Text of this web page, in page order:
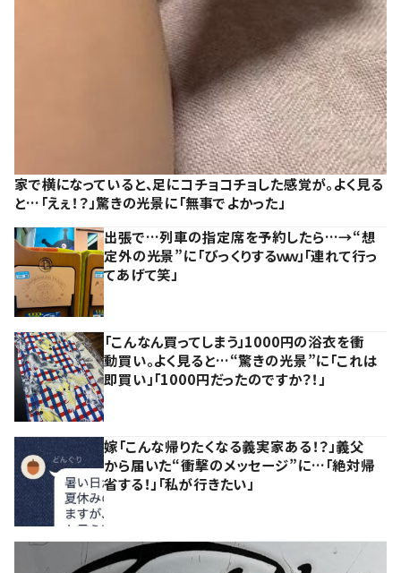
家で横になっていると、足にコチョコチョした感覚が。よく見る
と…「えぇ！？」驚きの光景に「無事でよかった」
出張で…列車の指定席を予約したら…→“想
定外の光景”に「びっくりするｗｗ」「連れて行っ
てあげて笑」
「こんなん買ってしまう」1000円の浴衣を衝
動買い。よく見ると…“驚きの光景”に「これは
即買い」「1000円だったのですか？！」
嫁「こんな帰りたくなる義実家ある！？」義父
から届いた“衝撃のメッセージ”に…「絶対帰
省する！」「私が行きたい」